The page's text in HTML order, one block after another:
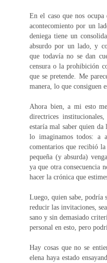
En el caso que nos
acontecomiento por un
deniega tiene un
absurdo por un lado, y
que todavía no se dan
censura o la prohibición
que se pretende. Me
manera, lo que consiguen
Ahora bien, a mi esto
directrices
estaría mal saber quien
lo imaginamos todos: a
comentarios que recibió
pequeña (y absurda)
ya que otra consecuencia
hacer la crónica que
Luego, quien sabe, podría
reducir las invitaciones,
sano y sin demasiado
personal en esto, pero
Hay cosas que no se
elena haya estado